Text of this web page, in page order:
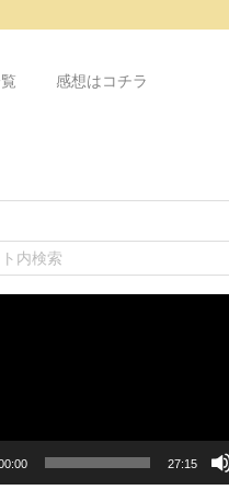
感想はコチラ
27:15